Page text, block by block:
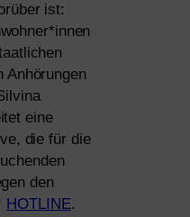
ist:
Anhörungen
eine
die für die
den
HOTLINE.